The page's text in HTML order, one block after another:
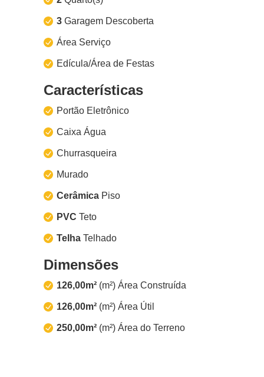
3 Garagem Descoberta
Área Serviço
Edícula/Área de Festas
Características
Portão Eletrônico
Caixa Água
Churrasqueira
Murado
Cerâmica Piso
PVC Teto
Telha Telhado
Dimensões
126,00m² (m²) Área Construída
126,00m² (m²) Área Útil
250,00m² (m²) Área do Terreno